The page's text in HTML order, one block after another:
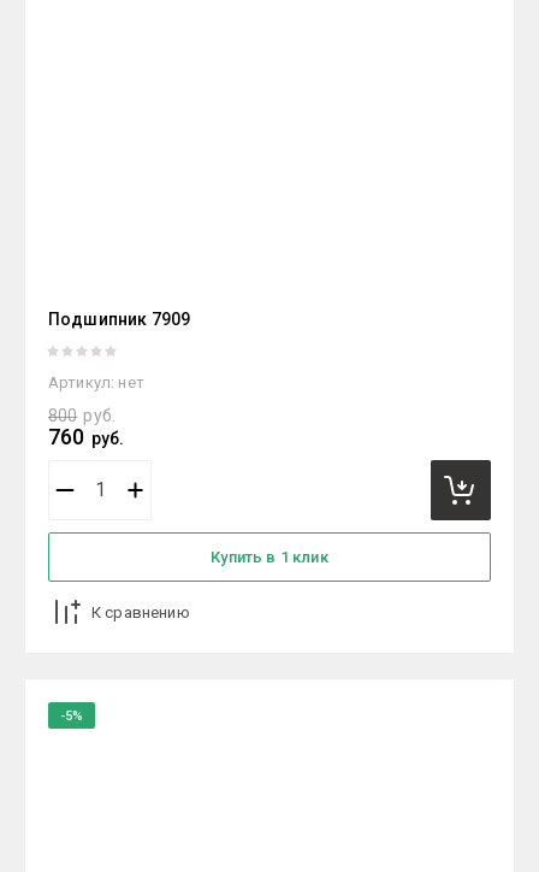
Подшипник 7909
Артикул: нет
800 руб.
760 руб.
Купить в 1 клик
К сравнению
-5%